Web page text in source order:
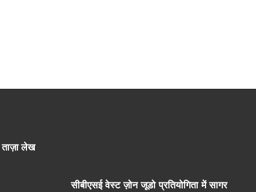
ताज़ा लेख
सीबीएसई वेस्ट ज़ोन जूडो प्रतियोगिता में सागर